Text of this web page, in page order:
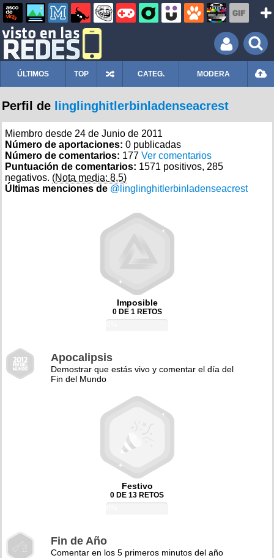
ÚLTIMOS TOP CATEG. MODERA
Perfil de linglinghitlerbinladenseacrest
Miembro desde 24 de Junio de 2011
Número de aportaciones: 0 publicadas
Número de comentarios: 177 Ver comentarios
Puntuación de comentarios: 1571 positivos, 285
negativos. (Nota media: 8,5)
Últimas menciones de @linglinghitlerbinladenseacrest
Imposible
0 DE 1 RETOS
Apocalipsis
Demostrar que estás vivo y comentar el día del
Fin del Mundo
Festivo
0 DE 13 RETOS
Fin de Año
Comentar en los 5 primeros minutos del año